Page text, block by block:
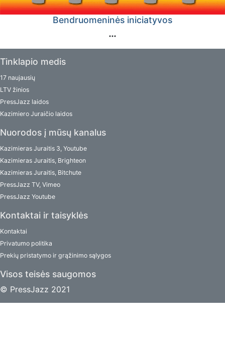
Bendruomeninės iniciatyvos
Tinklapio medis
17 naujausių
LTV žinios
PressJazz laidos
Kazimiero Juraičio laidos
Nuorodos į mūsų kanalus
Kazimieras Juraitis 3, Youtube
Kazimieras Juraitis, Brighteon
Kazimieras Juraitis, Bitchute
PressJazz TV, Vimeo
PressJazz Youtube
Kontaktai ir taisyklės
Kontaktai
Privatumo politika
Prekių pristatymo ir grąžinimo sąlygos
Visos teisės saugomos
© PressJazz 2021